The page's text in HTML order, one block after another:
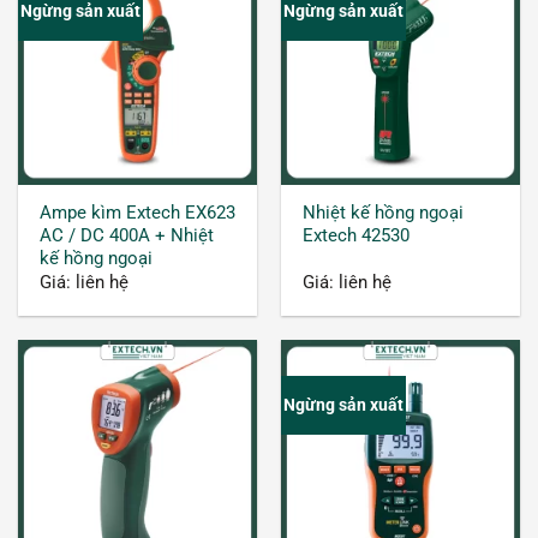
Xây dựng
Nhiệt kế hồng ngoại cũng được sử dụng để kiểm
tra hệ thống điện năng trong các tòa nhà. Phát
hiện những thiếu sót nếu có: thiếu khả năng cách
Ngừng sản xuất
Ampe kìm Extech EX623
AC / DC 400A + Nhiệt
kế hồng ngoại
Giá: liên hệ
Ngừng sản xuất
Nhiệt kế hồng ngoại
Extech 42530
Giá: liên hệ
Ngừng sản xuất